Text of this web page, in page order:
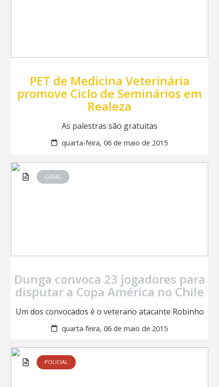
PET de Medicina Veterinária
promove Ciclo de Seminários em
Realeza
As palestras são gratuitas
quarta-feira, 06 de maio de 2015
GERAL
Dunga convoca 23 jogadores para
disputar a Copa América no Chile
Um dos convocados é o veterano atacante Robinho
quarta-feira, 06 de maio de 2015
POLICIAL